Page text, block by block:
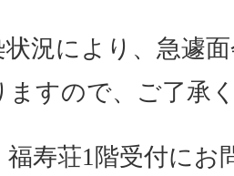
況により、急遽
ますので、ご了承
福寿荘1階受付にお